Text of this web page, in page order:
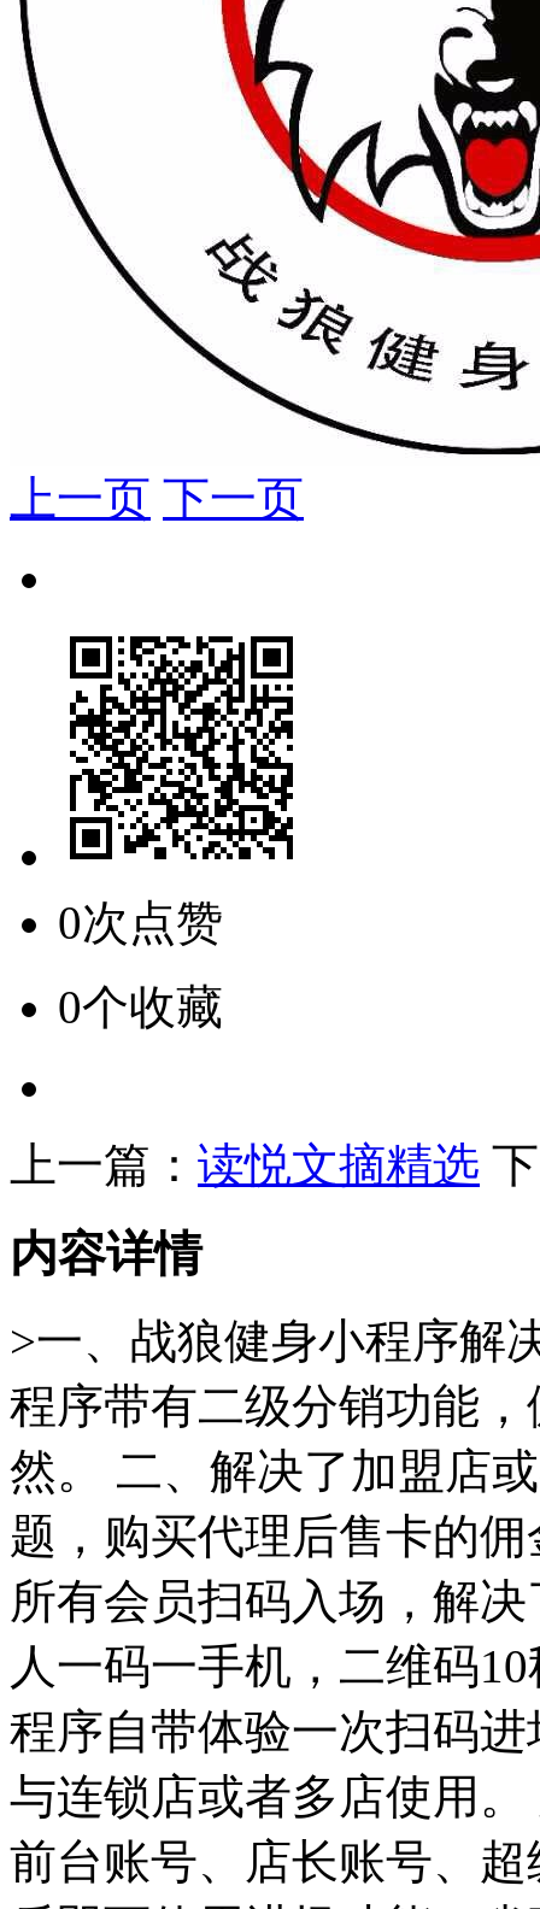
上一页 下一页
0次点赞
0个收藏
上一篇： 读悦文摘精选
内容详情
>一、战狼健身小程序解
程序带有二级分销功能
然。 二、解决了加盟店
题，购买代理后售卡的
所有会员扫码入场，解
人一码一手机，二维码
程序自带体验一次扫码
与连锁店或者多店使用
前台账号、店长账号、